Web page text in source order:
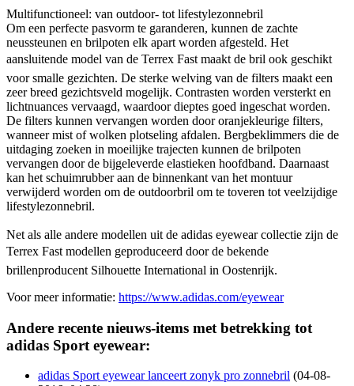
Multifunctioneel: van outdoor- tot lifestylezonnebril
Om een perfecte pasvorm te garanderen, kunnen de zachte
neussteunen en brilpoten elk apart worden afgesteld. Het
aansluitende model van de Terrex Fast maakt de bril ook geschikt
voor smalle gezichten. De sterke welving van de filters maakt een
zeer breed gezichtsveld mogelijk. Contrasten worden versterkt en
lichtnuances vervaagd, waardoor dieptes goed ingeschat worden.
De filters kunnen vervangen worden door oranjekleurige filters,
wanneer mist of wolken plotseling afdalen. Bergbeklimmers die de
uitdaging zoeken in moeilijke trajecten kunnen de brilpoten
vervangen door de bijgeleverde elastieken hoofdband. Daarnaast
kan het schuimrubber aan de binnenkant van het montuur
verwijderd worden om de outdoorbril om te toveren tot veelzijdige
lifestylezonnebril.
Net als alle andere modellen uit de adidas eyewear collectie zijn de
Terrex Fast modellen geproduceerd door de bekende
brillenproducent Silhouette International in Oostenrijk.
Voor meer informatie: https://www.adidas.com/eyewear
Andere recente nieuws-items met betrekking tot
adidas Sport eyewear:
adidas Sport eyewear lanceert zonyk pro zonnebril (04-08-